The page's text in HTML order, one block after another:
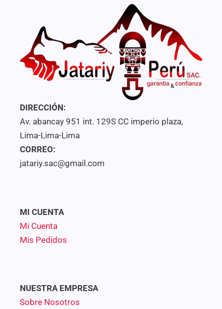
DIRECCIÓN:
Av. abancay 951 int. 129S CC imperio plaza,
Lima-Lima-Lima
CORREO:
jatariy.sac@gmail.com
MI CUENTA
Mi Cuenta
Mis Pedidos
NUESTRA EMPRESA
Sobre Nosotros